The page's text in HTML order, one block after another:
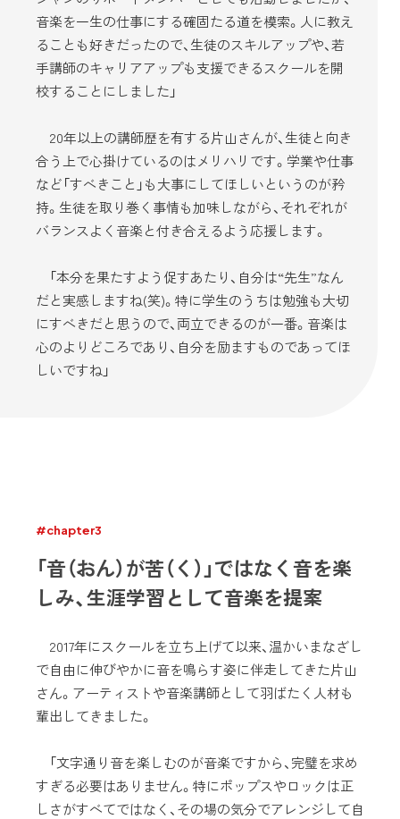
音楽を一生の仕事にする確固たる道を模索。人に教え
ることも好きだったので、生徒のスキルアップや、若
手講師のキャリアアップも支援できるスクールを開
校することにしました」
20年以上の講師歴を有する片山さんが、生徒と向き
合う上で心掛けているのはメリハリです。学業や仕事
など「すべきこと」も大事にしてほしいというのが矜
持。生徒を取り巻く事情も加味しながら、それぞれが
バランスよく音楽と付き合えるよう応援します。
「本分を果たすよう促すあたり、自分は“先生”なん
だと実感しますね(笑)。特に学生のうちは勉強も大切
にすべきだと思うので、両立できるのが一番。音楽は
心のよりどころであり、自分を励ますものであってほ
しいですね」
#chapter3
「音（おん）が苦（く）」ではなく音を楽
しみ、生涯学習として音楽を提案
2017年にスクールを立ち上げて以来、温かいまなざし
で自由に伸びやかに音を鳴らす姿に伴走してきた片山
さん。アーティストや音楽講師として羽ばたく人材も
輩出してきました。
「文字通り音を楽しむのが音楽ですから、完璧を求め
すぎる必要はありません。特にポップスやロックは正
しさがすべてではなく、その場の気分でアレンジして自